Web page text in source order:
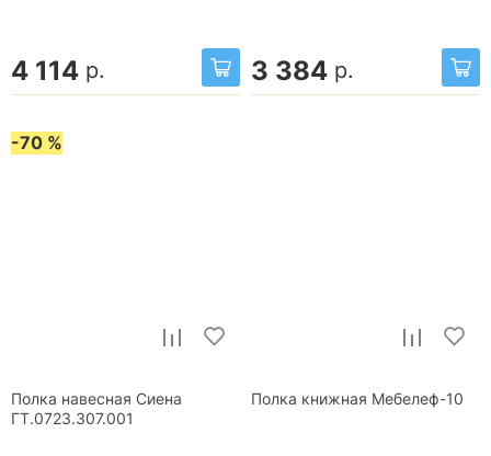
4 114 р. 3 384 р.
-70 %
Полка навесная Сиена
ГТ.0723.307.001
Полка книжная Мебелеф-10